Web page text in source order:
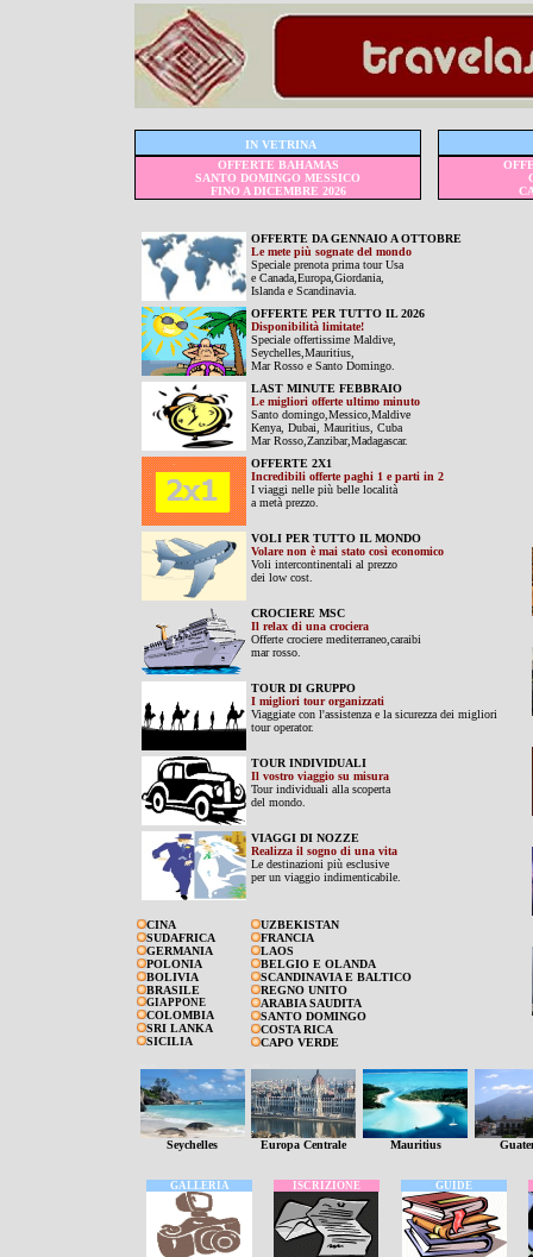
IN VETRINA
OFFERTE BAHAMAS
SANTO DOMINGO MESSICO
FINO A DICEMBRE 2026
OFFERTE DA GENNAIO A OTTOBRE
Le mete più sognate del mondo
Speciale prenota prima tour Usa
e Canada,Europa,Giordania,
Islanda e Scandinavia.
OFFERTE PER TUTTO IL 2026
Disponibilità limitate!
Speciale offertissime Maldive,
Seychelles,Mauritius,
Mar Rosso e Santo Domingo.
LAST MINUTE FEBBRAIO
Le migliori offerte ultimo minuto
Santo domingo,Messico,Maldive
Kenya, Dubai, Mauritius, Cuba
Mar Rosso,Zanzibar,Madagascar.
OFFERTE 2X1
Incredibili offerte paghi 1 e parti in 2
I viaggi nelle più belle località
a metà prezzo.
VOLI PER TUTTO IL MONDO
Volare non è mai stato così economico
Voli intercontinentali al prezzo
dei low cost.
CROCIERE MSC
Il relax di una crociera
Offerte crociere mediterraneo,caraibi
mar rosso.
TOUR DI GRUPPO
I migliori tour organizzati
Viaggiate con l'assistenza e la sicurezza dei migliori
tour operator.
TOUR INDIVIDUALI
Il vostro viaggio su misura
Tour individuali alla scoperta
del mondo.
VIAGGI DI NOZZE
Realizza il sogno di una vita
Le destinazioni più esclusive
per un viaggio indimenticabile.
CINA
SUDAFRICA
GERMANIA
POLONIA
BOLIVIA
BRASILE
GIAPPONE
COLOMBIA
SRI LANKA
SICILIA
UZBEKISTAN
FRANCIA
LAOS
BELGIO E OLANDA
SCANDINAVIA E BALTICO
REGNO UNITO
ARABIA SAUDITA
SANTO DOMINGO
COSTA RICA
CAPO VERDE
Seychelles
Europa Centrale
Mauritius
GALLERIA ISCRIZIONE GUIDE